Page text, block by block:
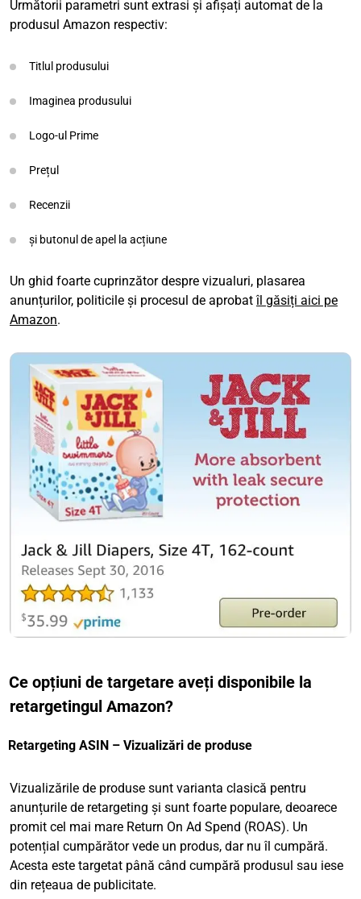
Următorii parametri sunt extrasi și afișați automat de la
produsul Amazon respectiv:
Titlul produsului
Imaginea produsului
Logo-ul Prime
Prețul
Recenzii
și butonul de apel la acțiune
Un ghid foarte cuprinzător despre vizualuri, plasarea
anunțurilor, politicile și procesul de aprobatîl găsiți aici pe
Amazon.
Ce opțiuni de targetare aveți disponibile la
retargetingul Amazon?
Retargeting ASIN – Vizualizări de produse
Vizualizările de produse sunt varianta clasică pentru
anunțurile de retargeting și sunt foarte populare, deoarece
promit cel mai mare Return On Ad Spend (ROAS). Un
potențial cumpărător vede un produs, dar nu îl cumpără.
Acesta este targetat până când cumpără produsul sau iese
din rețeaua de publicitate.